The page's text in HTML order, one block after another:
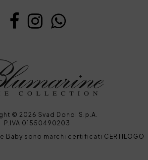
© 2026 Svad Dondi S.p.A.
P.IVA 01550490203
Baby sono marchi certificati CERTILOGO